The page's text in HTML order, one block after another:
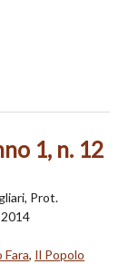
1, n. 12
Prot.
Fara, Il Popolo